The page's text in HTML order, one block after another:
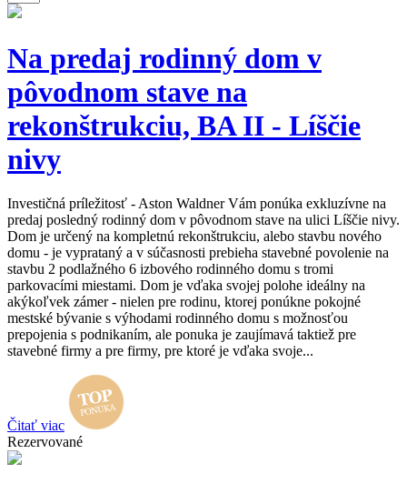
Na predaj rodinný dom v
pôvodnom stave na
rekonštrukciu, BA II - Líščie
nivy
Investičná príležitosť - Aston Waldner Vám ponúka exkluzívne na
predaj posledný rodinný dom v pôvodnom stave na ulici Líščie nivy.
Dom je určený na kompletnú rekonštrukciu, alebo stavbu nového
domu - je vyprataný a v súčasnosti prebieha stavebné povolenie na
stavbu 2 podlažného 6 izbového rodinného domu s tromi
parkovacími miestami. Dom je vďaka svojej polohe ideálny na
akýkoľvek zámer - nielen pre rodinu, ktorej ponúkne pokojné
mestské bývanie s výhodami rodinného domu s možnosťou
prepojenia s podnikaním, ale ponuka je zaujímavá taktiež pre
stavebné firmy a pre firmy, pre ktoré je vďaka svoje...
Čitať viac
Rezervované